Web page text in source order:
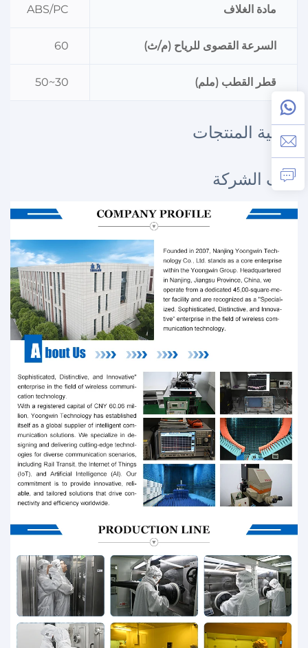
مادة الغلاف ABS/PC
السرعة القصوى للرياح (م/ث) 60
قطر القطب (ملم) 30~50
توصية المنتجات
ملف الشركة